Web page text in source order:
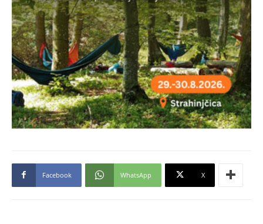
Facebook WhatsApp X